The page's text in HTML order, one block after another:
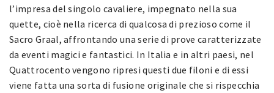
l’impresa del singolo cavaliere, impegnato nella sua
quette, cioè nella ricerca di qualcosa di prezioso come il
Sacro Graal, affrontando una serie di prove caratterizzate
da eventi magici e fantastici. In Italia e in altri paesi, nel
Quattrocento vengono ripresi questi due filoni e di essi
viene fatta una sorta di fusione originale che si rispecchia